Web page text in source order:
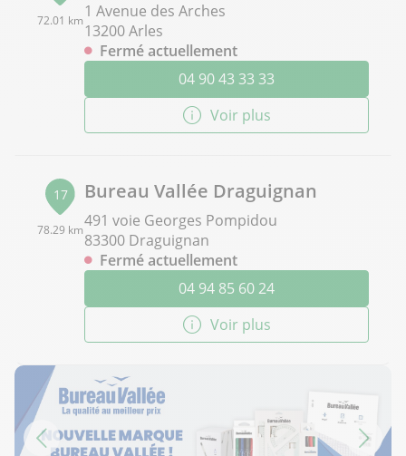
72.01 km1 Avenue des Arches
13200 Arles
Fermé actuellement
04 90 43 33 33
Voir plus
17
78.29 km
Bureau Vallée Draguignan
491 voie Georges Pompidou
83300 Draguignan
Fermé actuellement
04 94 85 60 24
Voir plus